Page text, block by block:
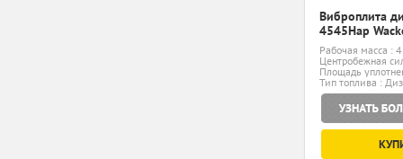
Виброплита
4545Hap
Рабочая масса :
Центробежная
Площадь
мин
Тип топлива :